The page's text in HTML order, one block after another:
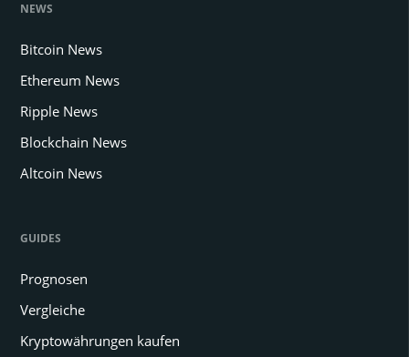
NEWS
Bitcoin News
Ethereum News
Ripple News
Blockchain News
Altcoin News
GUIDES
Prognosen
Vergleiche
Kryptowährungen kaufen